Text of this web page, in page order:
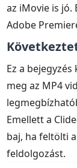
az iMovie is
Adobe
Ez a
meg az MP4
Emellett a
baj, ha feltölti
feldolgozást.